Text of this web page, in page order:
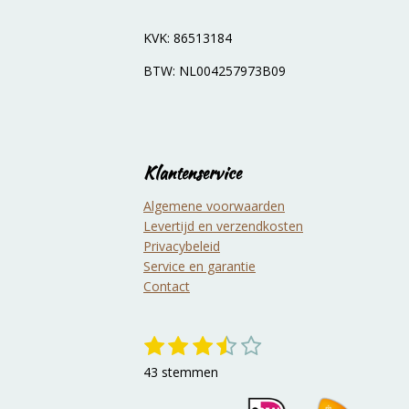
KVK: 86513184
BTW: NL004257973B09
Klantenservice
Algemene voorwaarden
Levertijd en verzendkosten
Privacybeleid
Service en garantie
Contact
R
a
1
s
2
s
3
s
4
s
5 S
m
43 stemmen